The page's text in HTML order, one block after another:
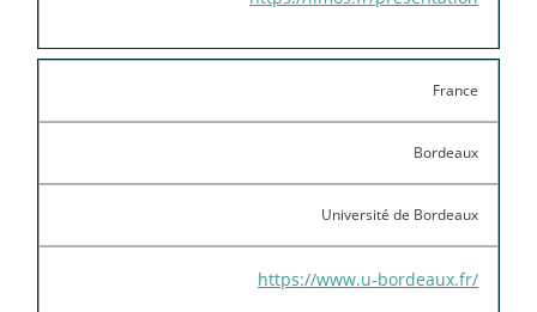
France
Bordeaux
Université de Bordeaux
https://www.u-bordeaux.fr/